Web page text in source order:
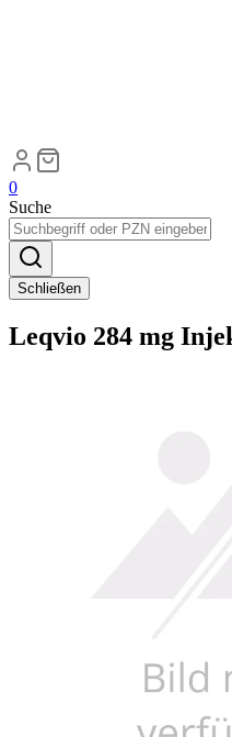
0
Suche
Schließen
Leqvio 284 mg